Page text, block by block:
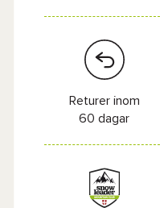
Returer inom
60 dagar